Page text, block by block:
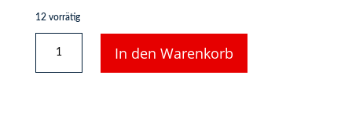
12 vorrätig
18587
A
In den Warenkorb